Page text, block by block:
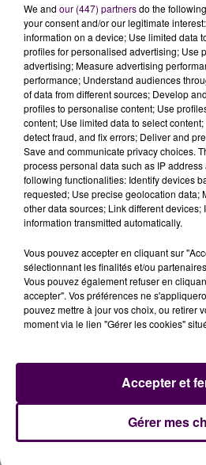
produira à partir de 20h30 sur
culturel de La Pyramide. Les
25 euros prix normal, 23 euros
pour les abonnés et 15 euros
représentation dure une heure
entracte. Port du masque
Pierre Palmade à Romorantin-
novembre, détails au 02 54 94
31 juillet 2026
Gagnez vos
We and our (447) partnersdo the
your consent and/or our legitimate
information on a device; Use limited data
profiles for personalised advertising; Use
advertising; Measure advertising
performance; Understand audiences
of data from different sources; Develop
profiles to personalise content; Use
content; Use limited data to select
detect fraud, and fix errors; Deliver and
Save and communicate privacy choices.
process personal data such as IP
following functionalities: Identify devices
requested; Use precise geolocation data;
other data sources; Link different devices;
information transmitted automatically.
Vous pouvez accepter en cliquant sur
sélectionnant les finalités et/ou
Vous pouvez également refuser en
accepter". Vos préférences ne
pouvez mettre à jour vos choix, ou retirer
moment via le lien "Gérer les cookies"
Gérer mes
Accepter et